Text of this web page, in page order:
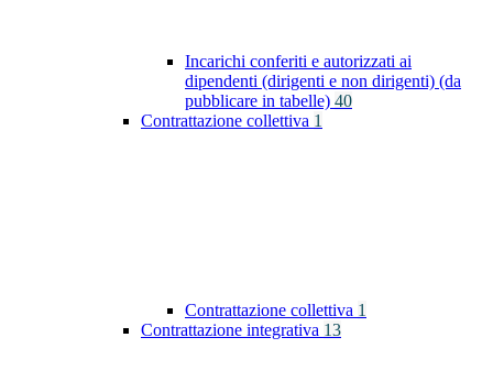
Incarichi conferiti e autorizzati ai
dipendenti (dirigenti e non dirigenti) (da
pubblicare in tabelle) 40
Contrattazione collettiva 1
Contrattazione collettiva 1
Contrattazione integrativa 13